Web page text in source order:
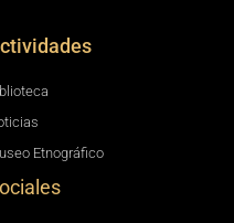
Etnográfico